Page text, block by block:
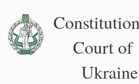
content
Court of
Ukraine